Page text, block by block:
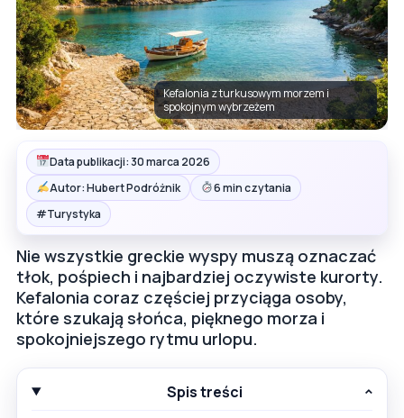
Kefalonia z turkusowym morzem i
spokojnym wybrzeżem
Data publikacji: 30 marca 2026
Autor: Hubert Podróżnik
6 min czytania
#Turystyka
Nie wszystkie greckie wyspy muszą oznaczać
tłok, pośpiech i najbardziej oczywiste kurorty.
Kefalonia coraz częściej przyciąga osoby,
które szukają słońca, pięknego morza i
spokojniejszego rytmu urlopu.
Spis treści